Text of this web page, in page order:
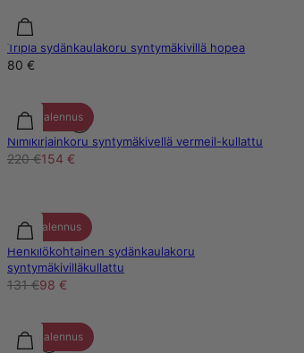
Tripla sydänkaulakoru syntymäkivillä hopea
80 €
30% alennus
Nimikirjainkoru syntymäkivellä vermeil-kullattu
220 €154 €
25% alennus
Henkilökohtainen sydänkaulakoru
syntymäkivilläkullattu
131 €98 €
30% alennus